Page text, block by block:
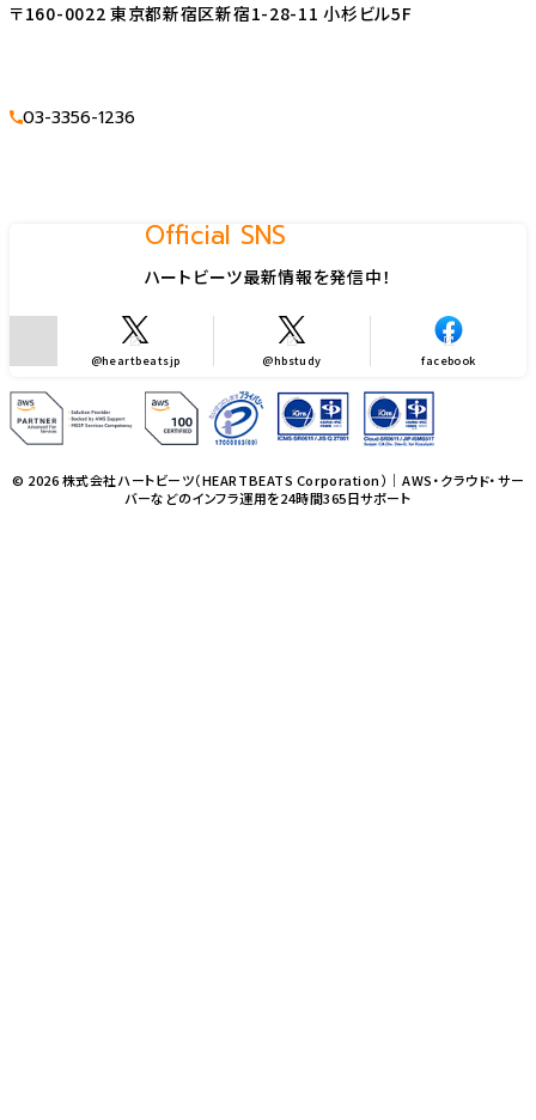
〒160-0022 東京都新宿区新宿1-28-11 小杉ビル5F
03-3356-1236
Official SNS
ハートビーツ最新情報を発信中！
@heartbeatsjp @hbstudy facebook
© 2026 株式会社ハートビーツ（HEARTBEATS Corporation）｜AWS・クラウド・サー
バーなどのインフラ運用を24時間365日サポート